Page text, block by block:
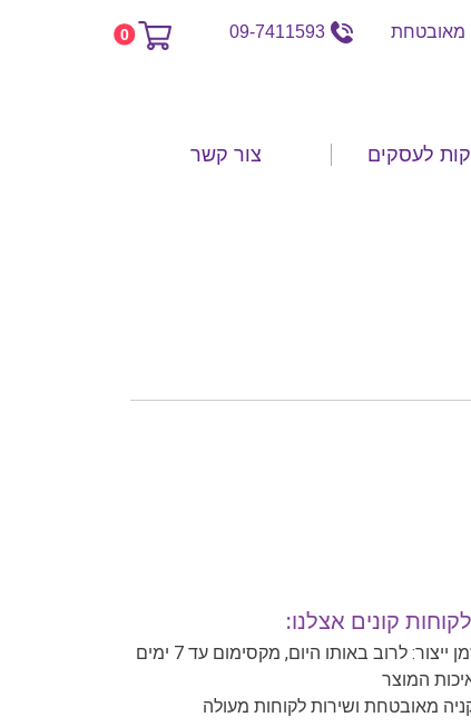
מאובטחת 09-7411593
0
לעסקים צור קשר
קונים אצלנו:
ייצור: לרוב באותו היום, מקסימום עד 7 ימים
המוצר
מאובטחת ושירות לקוחות מעולה